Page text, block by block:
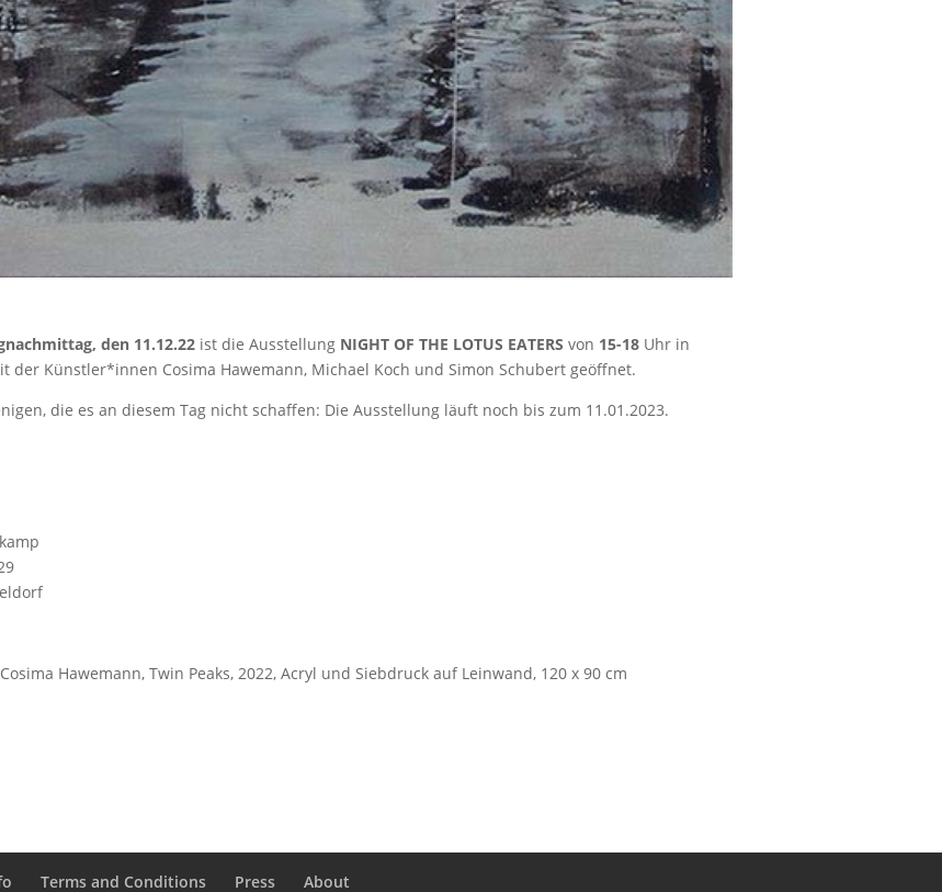
den 11.12.22 ist die Ausstellung NIGHT OF THE LOTUS EATERS von 15-18 Uhr in
der Künstler*innen Cosima Hawemann, Michael Koch und Simon Schubert geöffnet.
die es an diesem Tag nicht schaffen: Die Ausstellung läuft noch bis zum 11.01.2023.
Hawemann, Twin Peaks, 2022, Acryl und Siebdruck auf Leinwand, 120 x 90 cm
Terms and Conditions Press About